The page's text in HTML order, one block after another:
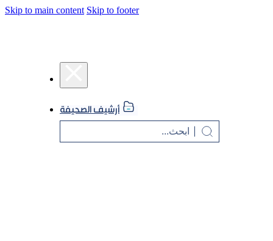
Skip to main content Skip to footer
أرشيف الصحيفة